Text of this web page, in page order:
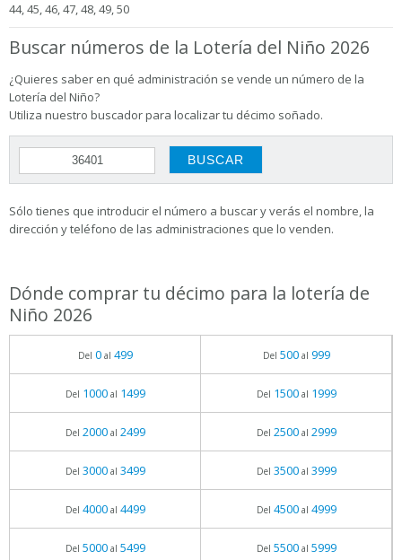
44, 45, 46, 47, 48, 49, 50
Buscar números de la Lotería del Niño 2026
¿Quieres saber en qué administración se vende un número de la
Lotería del Niño?
Utiliza nuestro buscador para localizar tu décimo soñado.
Sólo tienes que introducir el número a buscar y verás el nombre, la
dirección y teléfono de las administraciones que lo venden.
Dónde comprar tu décimo para la lotería de
Niño 2026
Del 0al 499 Del 500al 999
Del 1000al 1499 Del 1500al 1999
Del 2000al 2499 Del 2500al 2999
Del 3000al 3499 Del 3500al 3999
Del 4000al 4499 Del 4500al 4999
Del 5000al 5499 Del 5500al 5999